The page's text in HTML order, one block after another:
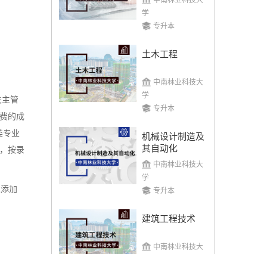
管
的成
专业
按录
加
学
专升本
土木工程
中南林业科技大
学
专升本
机械设计制造及
其自动化
中南林业科技大
学
专升本
建筑工程技术
中南林业科技大